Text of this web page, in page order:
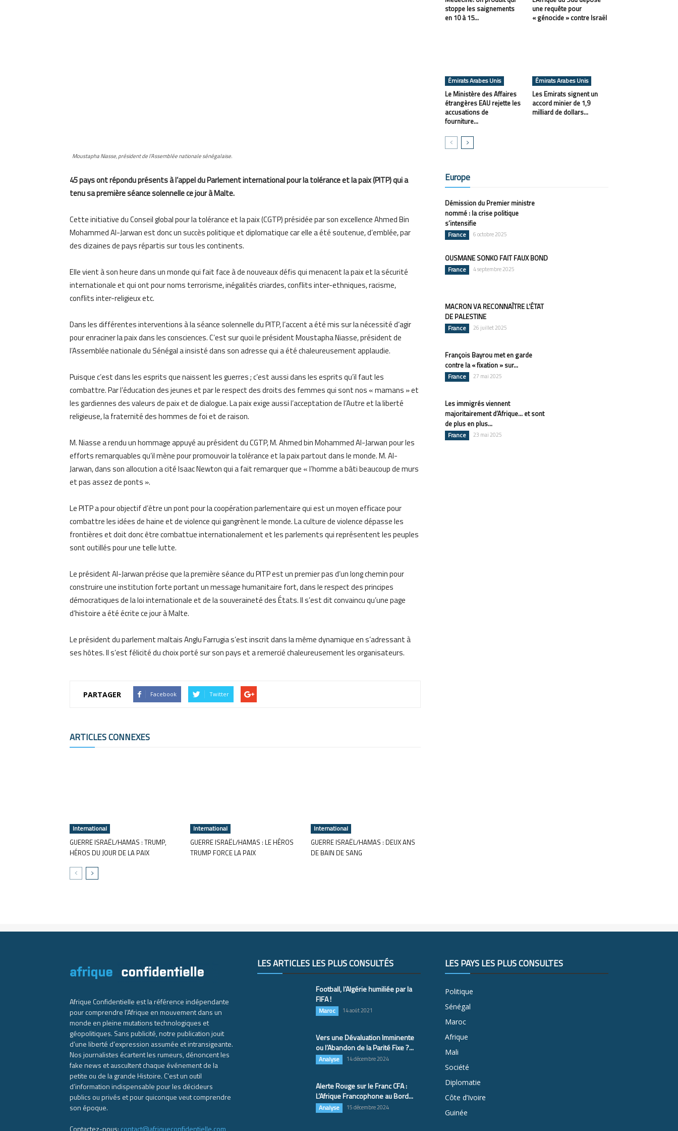
Moustapha Niasse, président de l’Assemblée nationale sénégalaise.
45 pays ont répondu présents à l’appel du Parlement international pour la tolérance et la paix (PITP) qui a
tenu sa première séance solennelle ce jour à Malte.
Cette initiative du Conseil global pour la tolérance et la paix (CGTP) présidée par son excellence Ahmed Bin
Mohammed Al-Jarwan est donc un succès politique et diplomatique car elle a été soutenue, d’emblée, par
des dizaines de pays répartis sur tous les continents.
Elle vient à son heure dans un monde qui fait face à de nouveaux défis qui menacent la paix et la sécurité
internationale et qui ont pour noms terrorisme, inégalités criardes, conflits inter-ethniques, racisme,
conflits inter-religieux etc.
Dans les différentes interventions à la séance solennelle du PITP, l’accent a été mis sur la nécessité d’agir
pour enraciner la paix dans les consciences. C’est sur quoi le président Moustapha Niasse, président de
l’Assemblée nationale du Sénégal a insisté dans son adresse qui a été chaleureusement applaudie.
Puisque c’est dans les esprits que naissent les guerres ; c’est aussi dans les esprits qu’il faut les
combattre. Par l’éducation des jeunes et par le respect des droits des femmes qui sont nos « mamans » et
les gardiennes des valeurs de paix et de dialogue. La paix exige aussi l’acceptation de l’Autre et la liberté
religieuse, la fraternité des hommes de foi et de raison.
M. Niasse a rendu un hommage appuyé au président du CGTP, M. Ahmed bin Mohammed Al-Jarwan pour les
efforts remarquables qu’il mène pour promouvoir la tolérance et la paix partout dans le monde. M. Al-
Jarwan, dans son allocution a cité Isaac Newton qui a fait remarquer que « l’homme a bâti beaucoup de murs
et pas assez de ponts ».
Le PITP a pour objectif d’être un pont pour la coopération parlementaire qui est un moyen efficace pour
combattre les idées de haine et de violence qui gangrènent le monde. La culture de violence dépasse les
frontières et doit donc être combattue internationalement et les parlements qui représentent les peuples
sont outillés pour une telle lutte.
Le président Al-Jarwan précise que la première séance du PITP est un premier pas d’un long chemin pour
construire une institution forte portant un message humanitaire fort, dans le respect des principes
démocratiques de la loi internationale et de la souveraineté des États. Il s’est dit convaincu qu’une page
d’histoire a été écrite ce jour à Malte.
Le président du parlement maltais Anglu Farrugia s’est inscrit dans la même dynamique en s’adressant à
ses hôtes. Il s’est félicité du choix porté sur son pays et a remercié chaleureusement les organisateurs.
PARTAGER Facebook Twitter
ARTICLES CONNEXES
International
GUERRE ISRAËL/HAMAS : TRUMP,
HÉROS DU JOUR DE LA PAIX
International
GUERRE ISRAËL/HAMAS : LE HÉROS
TRUMP FORCE LA PAIX
International
GUERRE ISRAËL/HAMAS : DEUX ANS
DE BAIN DE SANG
stoppe les saignements
en 10 à 15...
une requête pour
« génocide » contre Israël
Émirats Arabes Unis
Le Ministère des Affaires
étrangères EAU rejette les
accusations de
fourniture...
Émirats Arabes Unis
Les Emirats signent un
accord minier de 1,9
milliard de dollars...
Europe
Démission du Premier ministre
nommé : la crise politique
s’intensifie
France 6 octobre 2025
OUSMANE SONKO FAIT FAUX BOND
France 4 septembre 2025
MACRON VA RECONNAÎTRE L’ÉTAT
DE PALESTINE
France 26 juillet 2025
François Bayrou met en garde
contre la « fixation » sur...
France 27 mai 2025
Les immigrés viennent
majoritairement d’Afrique… et sont
de plus en plus...
France 23 mai 2025
Afrique Confidentielle est la référence indépendante
pour comprendre l’Afrique en mouvement dans un
monde en pleine mutations technologiques et
géopolitiques. Sans publicité, notre publication jouit
d’une liberté d’expression assumée et intransigeante.
Nos journalistes écartent les rumeurs, dénoncent les
fake news et auscultent chaque événement de la
petite ou de la grande Histoire. C’est un outil
d’information indispensable pour les décideurs
publics ou privés et pour quiconque veut comprendre
son époque.
LES ARTICLES LES PLUS CONSULTÉS
Football, l’Algérie humiliée par la
FIFA !
Maroc 14 août 2021
Vers une Dévaluation Imminente
ou l’Abandon de la Parité Fixe ?...
Analyse 14 décembre 2024
Alerte Rouge sur le Franc CFA :
L’Afrique Francophone au Bord...
Analyse 15 décembre 2024
LES PAYS LES PLUS CONSULTÉS
Politique
Sénégal
Maroc
Afrique
Mali
Société
Diplomatie
Côte d’Ivoire
Guinée